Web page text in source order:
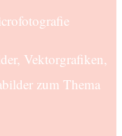
Vektorgrafiken,
zum Thema